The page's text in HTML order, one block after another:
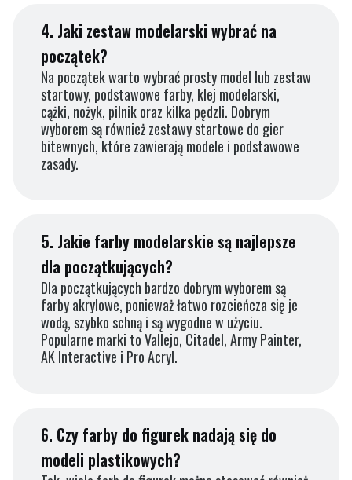
4. Jaki zestaw modelarski wybrać na
początek?
Na początek warto wybrać prosty model lub zestaw
startowy, podstawowe farby, klej modelarski,
cążki, nożyk, pilnik oraz kilka pędzli. Dobrym
wyborem są również zestawy startowe do gier
bitewnych, które zawierają modele i podstawowe
zasady.
5. Jakie farby modelarskie są najlepsze
dla początkujących?
Dla początkujących bardzo dobrym wyborem są
farby akrylowe, ponieważ łatwo rozcieńcza się je
wodą, szybko schną i są wygodne w użyciu.
Popularne marki to Vallejo, Citadel, Army Painter,
AK Interactive i Pro Acryl.
6. Czy farby do figurek nadają się do
modeli plastikowych?